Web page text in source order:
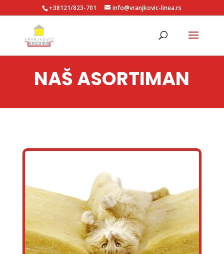
+38121/823-701 info@vranjkovic-linea.rs
NAŠ ASORTIMAN